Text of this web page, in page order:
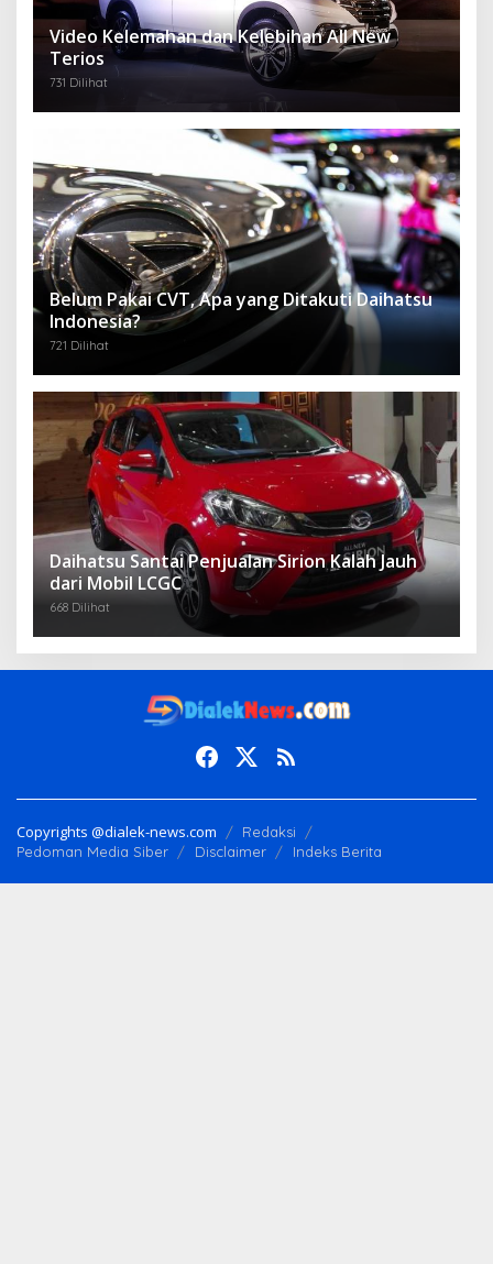
Video Kelemahan dan Kelebihan All New
Terios
731 Dilihat
Belum Pakai CVT, Apa yang Ditakuti Daihatsu
Indonesia?
721 Dilihat
Daihatsu Santai Penjualan Sirion Kalah Jauh
dari Mobil LCGC
668 Dilihat
Copyrights @dialek-news.com
Redaksi
Pedoman Media Siber
Disclaimer Indeks Berita